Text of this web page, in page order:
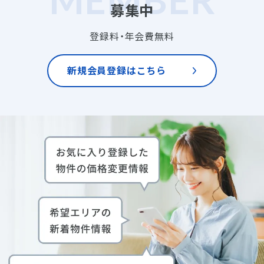
募集中
登録料・年会費無料
新規会員登録はこちら